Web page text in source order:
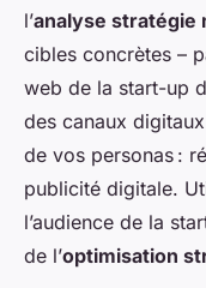
l’analyse stratégie
cibles concrètes –
web de la start-up
des canaux
de vos personas :
publicité digitale.
l’audience de la
de l’optimisation